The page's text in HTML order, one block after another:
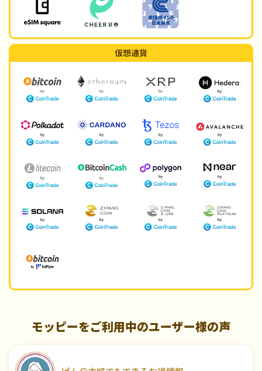
仮想通貨
モッピーをご利用中のユーザー様の声